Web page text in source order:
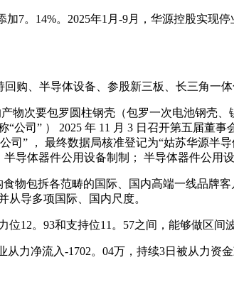
。14%。2025年1月-9月，华源控股实现停
、半导体设备、参股新三板、长三角一体
次要包罗圆柱钢壳（包罗一次电池钢壳、
公司” ） 2025 年 11 月 3 日召开第五届董
” ， 最终数据局核准登记为“姑苏华源半
导体器件公用设备制制； 半导体器件公用
包拆各范畴的国际、国内高端一线品牌
导多项国际、国内尺度。
12。93和支持位11。57之间，能够做区间波
力净流入-1702。04万，持续3日被从力资金